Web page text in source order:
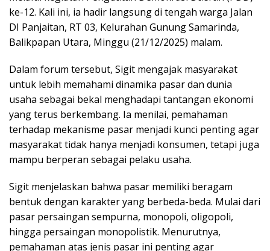
ke-12. Kali ini, ia hadir langsung di tengah warga Jalan
DI Panjaitan, RT 03, Kelurahan Gunung Samarinda,
Balikpapan Utara, Minggu (21/12/2025) malam.
Dalam forum tersebut, Sigit mengajak masyarakat
untuk lebih memahami dinamika pasar dan dunia
usaha sebagai bekal menghadapi tantangan ekonomi
yang terus berkembang. Ia menilai, pemahaman
terhadap mekanisme pasar menjadi kunci penting agar
masyarakat tidak hanya menjadi konsumen, tetapi juga
mampu berperan sebagai pelaku usaha.
Sigit menjelaskan bahwa pasar memiliki beragam
bentuk dengan karakter yang berbeda-beda. Mulai dari
pasar persaingan sempurna, monopoli, oligopoli,
hingga persaingan monopolistik. Menurutnya,
pemahaman atas jenis pasar ini penting agar